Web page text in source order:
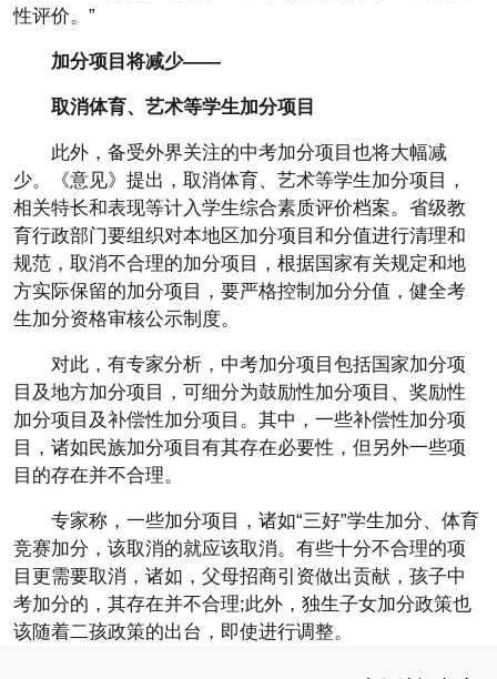
性评价。”
加分项目将减少——
取消体育、艺术等学生加分项目
此外，备受外界关注的中考加分项目也将大幅减
少。《意见》提出，取消体育、艺术等学生加分项目，
相关特长和表现等计入学生综合素质评价档案。省级教
育行政部门要组织对本地区加分项目和分值进行清理和
规范，取消不合理的加分项目，根据国家有关规定和地
方实际保留的加分项目，要严格控制加分分值，健全考
生加分资格审核公示制度。
对此，有专家分析，中考加分项目包括国家加分项
目及地方加分项目，可细分为鼓励性加分项目、奖励性
加分项目及补偿性加分项目。其中，一些补偿性加分项
目，诸如民族加分项目有其存在必要性，但另外一些项
目的存在并不合理。
专家称，一些加分项目，诸如“三好”学生加分、体育
竞赛加分，该取消的就应该取消。有些十分不合理的项
目更需要取消，诸如，父母招商引资做出贡献，孩子中
考加分的，其存在并不合理;此外，独生子女加分政策也
该随着二孩政策的出台，即使进行调整。